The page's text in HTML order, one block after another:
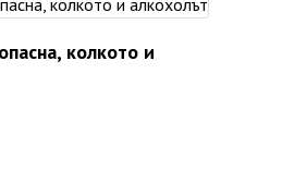
колкото и